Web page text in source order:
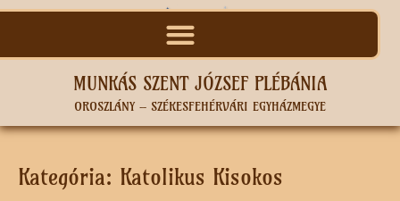
MUNKÁS SZENT JÓZSEF PLÉBÁNIA
OROSZLÁNY – SZÉKESFEHÉRVÁRI EGYHÁZMEGYE
Kategória: Katolikus Kisokos